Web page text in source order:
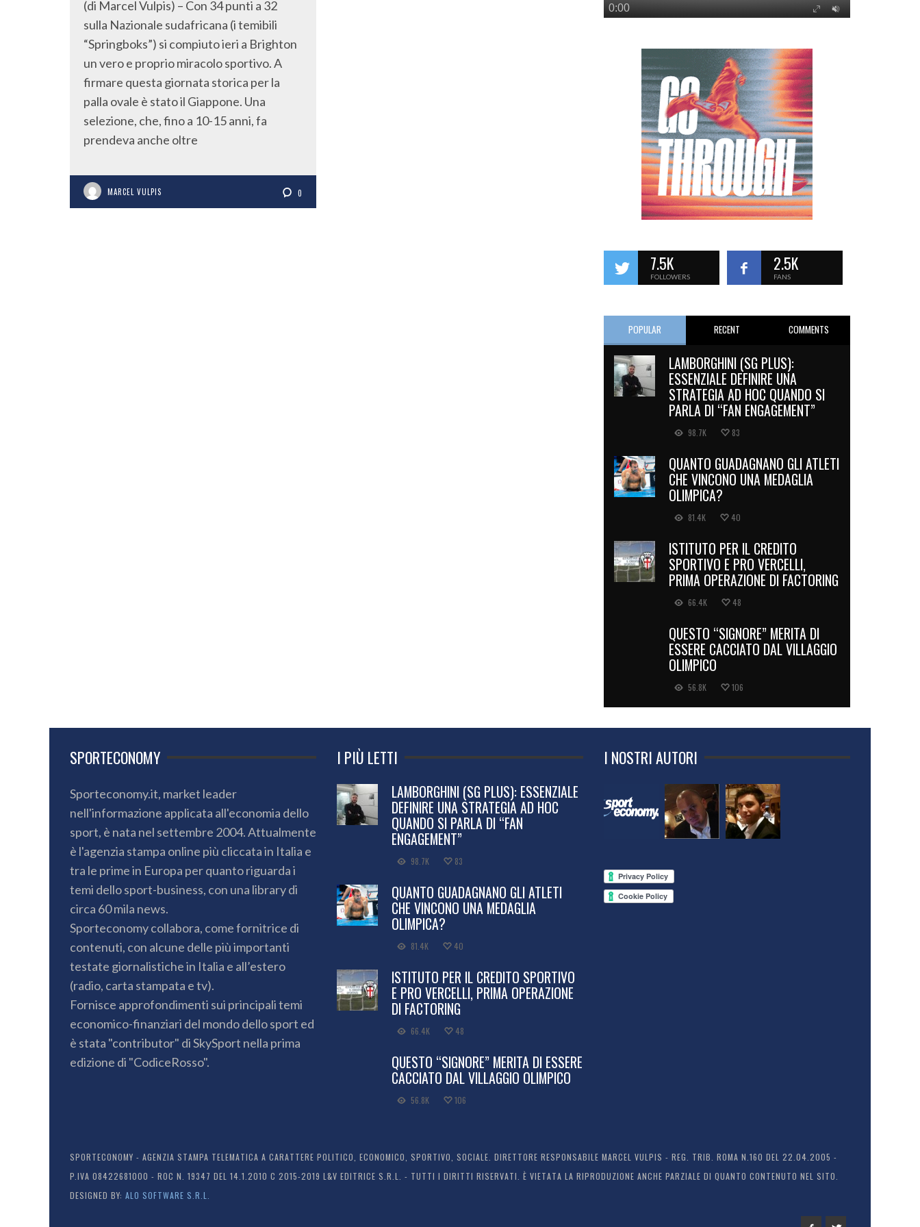
(di Marcel Vulpis) – Con 34 punti a 32
sulla Nazionale sudafricana (i temibili
“Springboks”) si compiuto ieri a Brighton
un vero e proprio miracolo sportivo. A
firmare questa giornata storica per la
palla ovale è stato il Giappone. Una
selezione, che, fino a 10-15 anni, fa
prendeva anche oltre
MARCEL VULPIS 0
7.5K
FOLLOWERS
2.5K
FANS
POPULAR RECENT COMMENTS
LAMBORGHINI (SG PLUS):
ESSENZIALE DEFINIRE UNA
STRATEGIA AD HOC QUANDO SI
PARLA DI “FAN ENGAGEMENT”
98.7K 83
QUANTO GUADAGNANO GLI ATLETI
CHE VINCONO UNA MEDAGLIA
OLIMPICA?
81.4K 40
ISTITUTO PER IL CREDITO
SPORTIVO E PRO VERCELLI,
PRIMA OPERAZIONE DI FACTORING
66.4K 48
QUESTO “SIGNORE” MERITA DI
ESSERE CACCIATO DAL VILLAGGIO
OLIMPICO
56.8K 106
SPORTECONOMY
Sporteconomy.it, market leader
nell'informazione applicata all'economia dello
sport, è nata nel settembre 2004. Attualmente
è l'agenzia stampa online più cliccata in Italia e
tra le prime in Europa per quanto riguarda i
temi dello sport-business, con una library di
circa 60 mila news.
Sporteconomy collabora, come fornitrice di
contenuti, con alcune delle più importanti
testate giornalistiche in Italia e all’estero
(radio, carta stampata e tv).
Fornisce approfondimenti sui principali temi
economico-finanziari del mondo dello sport ed
è stata "contributor" di SkySport nella prima
edizione di "CodiceRosso".
I PIÙ LETTI
LAMBORGHINI (SG PLUS): ESSENZIALE
DEFINIRE UNA STRATEGIA AD HOC
QUANDO SI PARLA DI “FAN
ENGAGEMENT”
98.7K 83
QUANTO GUADAGNANO GLI ATLETI
CHE VINCONO UNA MEDAGLIA
OLIMPICA?
81.4K 40
ISTITUTO PER IL CREDITO SPORTIVO
E PRO VERCELLI, PRIMA OPERAZIONE
DI FACTORING
66.4K 48
QUESTO “SIGNORE” MERITA DI ESSERE
CACCIATO DAL VILLAGGIO OLIMPICO
56.8K 106
I NOSTRI AUTORI
SPORTECONOMY - AGENZIA STAMPA TELEMATICA A CARATTERE POLITICO, ECONOMICO, SPORTIVO, SOCIALE. DIRETTORE RESPONSABILE MARCEL VULPIS - REG. TRIB. ROMA N.160 DEL 22.04.2005 -
P.IVA 08422681000 - ROC N. 19347 DEL 14.1.2010 C 2015-2019 L&V EDITRICE S.R.L. - TUTTI I DIRITTI RISERVATI. È VIETATA LA RIPRODUZIONE ANCHE PARZIALE DI QUANTO CONTENUTO NEL SITO.
DESIGNED BY: ALO SOFTWARE S.R.L.